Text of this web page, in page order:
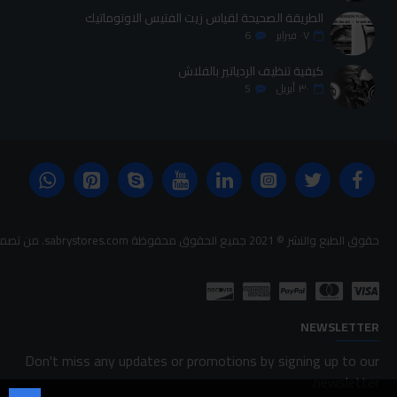
الطريقة الصحيحة لقياس زيت الفتيس الاوتوماتيك
٠٧ فبراير 6
كيفية تنظيف الردياتير بالفلاش
٣٠ أبريل 5
حقوق الطبع والنشر © 2021 جميع الحقوق محفوظة sabrystores.com. من تصميم-
NEWSLETTER
Don't miss any updates or promotions by signing up to our
newsletter.